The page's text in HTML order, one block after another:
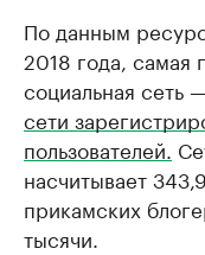
По данным
2018 года, самая
социальная сеть
сети
пользователей.
насчитывает
прикамских
тысячи.